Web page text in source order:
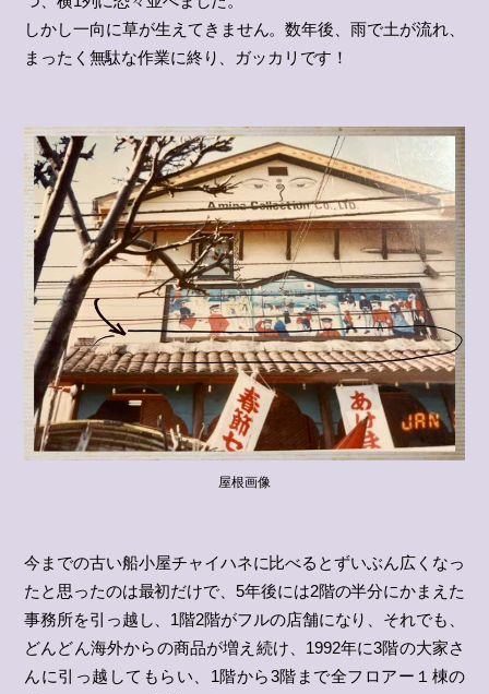
しかし一向に草が生えてきません。数年後、雨で土が流れ、
まったく無駄な作業に終り、ガッカリです！
屋根画像
今までの古い船小屋チャイハネに比べるとずいぶん広くなっ
たと思ったのは最初だけで、5年後には2階の半分にかまえた
事務所を引っ越し、1階2階がフルの店舗になり、それでも、
どんどん海外からの商品が増え続け、1992年に3階の大家さ
んに引っ越してもらい、1階から3階まで全フロアー１棟の